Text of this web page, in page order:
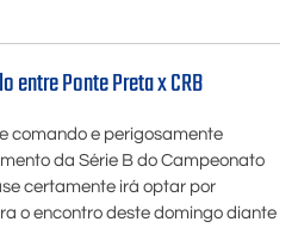
entre Ponte Preta x CRB
comando e perigosamente
da Série B do Campeonato
certamente irá optar por
o encontro deste domingo diante